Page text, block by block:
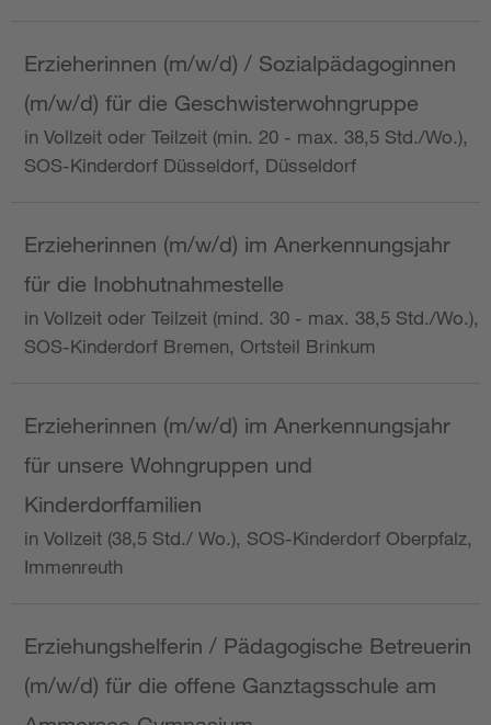
Erzieherinnen (m/w/d) / Sozialpädagoginnen
(m/w/d) für die Geschwisterwohngruppe
in Vollzeit oder Teilzeit (min. 20 - max. 38,5 Std./Wo.),
SOS-Kinderdorf Düsseldorf, Düsseldorf
Erzieherinnen (m/w/d) im Anerkennungsjahr
für die Inobhutnahmestelle
in Vollzeit oder Teilzeit (mind. 30 - max. 38,5 Std./Wo.),
SOS-Kinderdorf Bremen, Ortsteil Brinkum
Erzieherinnen (m/w/d) im Anerkennungsjahr
für unsere Wohngruppen und
Kinderdorffamilien
in Vollzeit (38,5 Std./ Wo.), SOS-Kinderdorf Oberpfalz,
Immenreuth
Erziehungshelferin / Pädagogische Betreuerin
(m/w/d) für die offene Ganztagsschule am